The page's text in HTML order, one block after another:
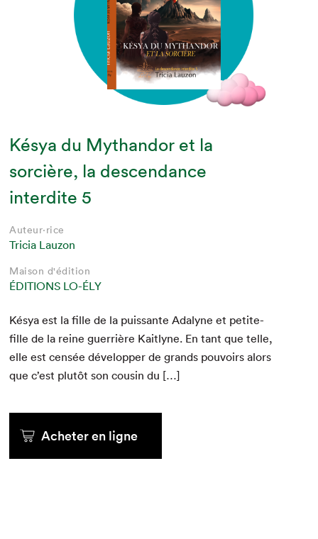
Késya du Mythandor et la
sorcière, la descendance
interdite 5
Auteur·rice
Tricia Lauzon
Maison d'édition
ÉDITIONS LO-ÉLY
Késya est la fille de la puis­sante Ada­lyne et petite-
fille de la reine guer­rière Kait­lyne. En tant que telle,
elle est cen­sée dévelop­per de grands pou­voirs alors
que c’est plutôt son cousin du […]
Acheter en ligne